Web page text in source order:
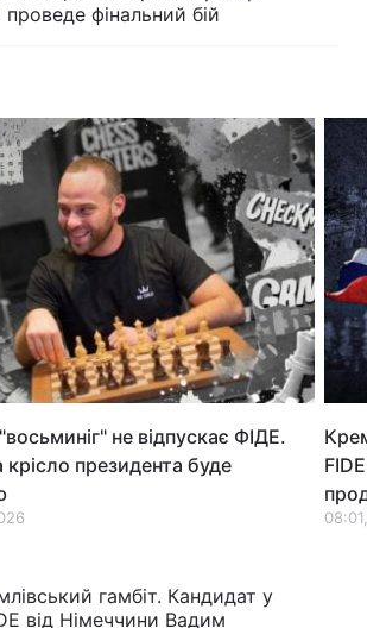
Вакансії
проведе фінальний бій
не відпускає ФІДЕ.
президента буде
гамбіт. Кандидат у
від Німеччини Вадим